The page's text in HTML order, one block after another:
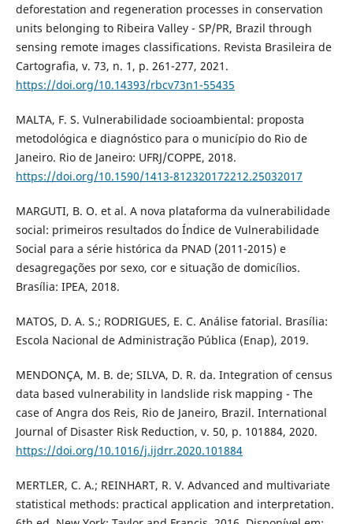
deforestation and regeneration processes in conservation
units belonging to Ribeira Valley - SP/PR, Brazil through
sensing remote images classifications. Revista Brasileira de
Cartografia, v. 73, n. 1, p. 261-277, 2021.
https://doi.org/10.14393/rbcv73n1-55435
MALTA, F. S. Vulnerabilidade socioambiental: proposta
metodológica e diagnóstico para o município do Rio de
Janeiro. Rio de Janeiro: UFRJ/COPPE, 2018.
https://doi.org/10.1590/1413-812320172212.25032017
MARGUTI, B. O. et al. A nova plataforma da vulnerabilidade
social: primeiros resultados do Índice de Vulnerabilidade
Social para a série histórica da PNAD (2011-2015) e
desagregações por sexo, cor e situação de domicílios.
Brasília: IPEA, 2018.
MATOS, D. A. S.; RODRIGUES, E. C. Análise fatorial. Brasília:
Escola Nacional de Administração Pública (Enap), 2019.
MENDONÇA, M. B. de; SILVA, D. R. da. Integration of census
data based vulnerability in landslide risk mapping - The
case of Angra dos Reis, Rio de Janeiro, Brazil. International
Journal of Disaster Risk Reduction, v. 50, p. 101884, 2020.
https://doi.org/10.1016/j.ijdrr.2020.101884
MERTLER, C. A.; REINHART, R. V. Advanced and multivariate
statistical methods: practical application and interpretation.